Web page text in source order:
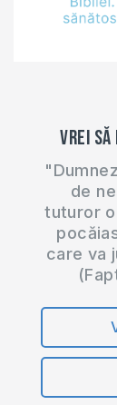
care fac
Vrei
de
tuturor
care va